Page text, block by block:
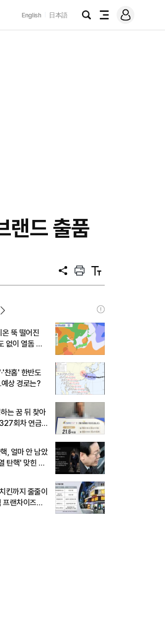
English 日本語
검
전
메
그
드 출품
공
프
트
텍
트
뚝 떨어진
없이 열돔 박
찬홈' 한반도
상 경로는?
는 꿈 뒤 찾아
회차 연금
, 얼마 안 남았
탄핵' 맞힌 무
킨까지 줄줄이
랜차이즈